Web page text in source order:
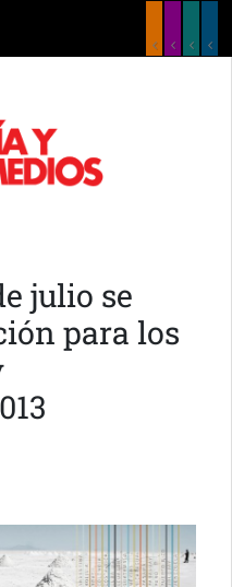
julio se
para los